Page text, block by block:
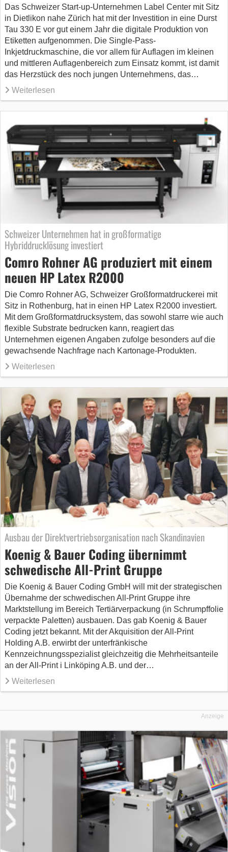
Das Schweizer Start-up-Unternehmen Label Center mit Sitz
in Dietlikon nahe Zürich hat mit der Investition in eine Durst
Tau 330 E vor gut einem Jahr die digitale Produktion von
Etiketten aufgenommen. Die Single-Pass-
Inkjetdruckmaschine, die vor allem für Auflagen im kleinen
und mittleren Auflagenbereich zum Einsatz kommt, ist damit
das Herzstück des noch jungen Unternehmens, das…
Weiterlesen
Schweizer Unternehmen hat in großformatige
Hybriddrucklösung investiert
Comro Rohner AG produziert mit einem
neuen HP Latex R2000
Die Comro Rohner AG, Schweizer Großformatdruckerei mit
Sitz in Rothenburg, hat in einen HP Latex R2000 investiert.
Mit dem Großformatdrucksystem, das sowohl starre wie auch
flexible Substrate bedrucken kann, reagiert das
Unternehmen eigenen Angaben zufolge besonders auf die
gewachsende Nachfrage nach Kartonage-Produkten.
Weiterlesen
Ausbau der Direktvertriebsorganisation nach Skandinavien
Koenig & Bauer Coding übernimmt
schwedische All-Print Gruppe
Die Koenig & Bauer Coding GmbH will mit der strategischen
Übernahme der schwedischen All-Print Gruppe ihre
Marktstellung im Bereich Tertiärverpackung (in Schrumpffolie
verpackte Paletten) ausbauen. Das gab Koenig & Bauer
Coding jetzt bekannt. Mit der Akquisition der All-Print
Holding A.B. erwirbt der unterfränkische
Kennzeichnungsspezialist gleichzeitig die Mehrheitsanteile
an der All-Print i Linköping A.B. und der…
Weiterlesen
Anzeige